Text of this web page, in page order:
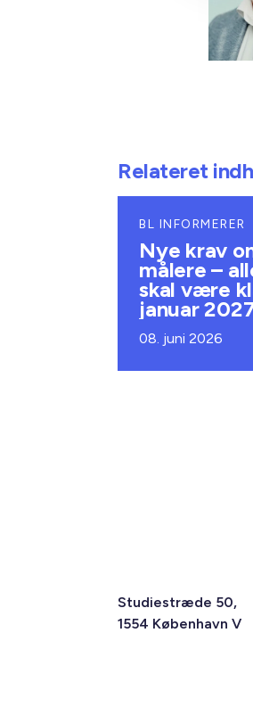
Relateret
BL INFORMERER
Nye krav
målere –
skal være
januar
08. juni 2026
Studiestræde 50,
1554 København V